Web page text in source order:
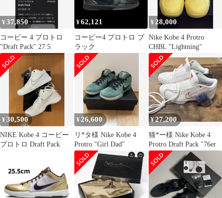
¥37,850
コービー 4 プロトロ
"Draft Pack" 27.5
¥62,121
コービー4 プロトロ ブ
ラック
¥ 28,000
Nike Kobe 4 Protro
CHBL "Lightning"
¥30,500
NIKE Kobe 4 コービー
プロトロ Draft Pack
¥ 26,600
リ*タ様 Nike Kobe 4
Protro "Girl Dad"
¥27,200
猫*ー様 Nike Kobe 4
Protro Draft Pack "76er